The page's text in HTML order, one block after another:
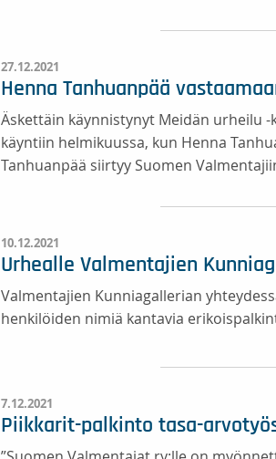
27.12.2021
Henna Tanhuanpää
Äskettäin käynnistynyt Meidän urheilu
käyntiin helmikuussa, kun Henna
Tanhuanpää siirtyy Suomen
10.12.2021
Urhealle Valmentajien
Valmentajien Kunniagallerian
henkilöiden nimiä kantavia
7.12.2021
Piikkarit-palkinto tasa-